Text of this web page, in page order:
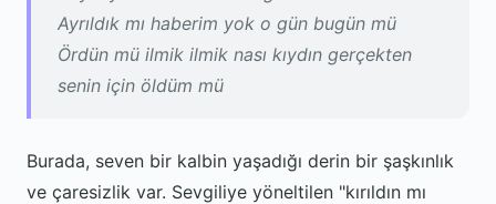
Ayrıldık mı haberim yok o gün bugün mü
Ördün mü ilmik ilmik nası kıydın gerçekten
senin için öldüm mü
Burada, seven bir kalbin yaşadığı derin bir şaşkınlık
ve çaresizlik var. Sevgiliye yöneltilen "kırıldın mı